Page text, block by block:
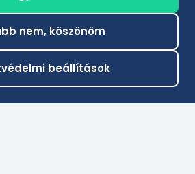
nem, köszönöm
beállítások